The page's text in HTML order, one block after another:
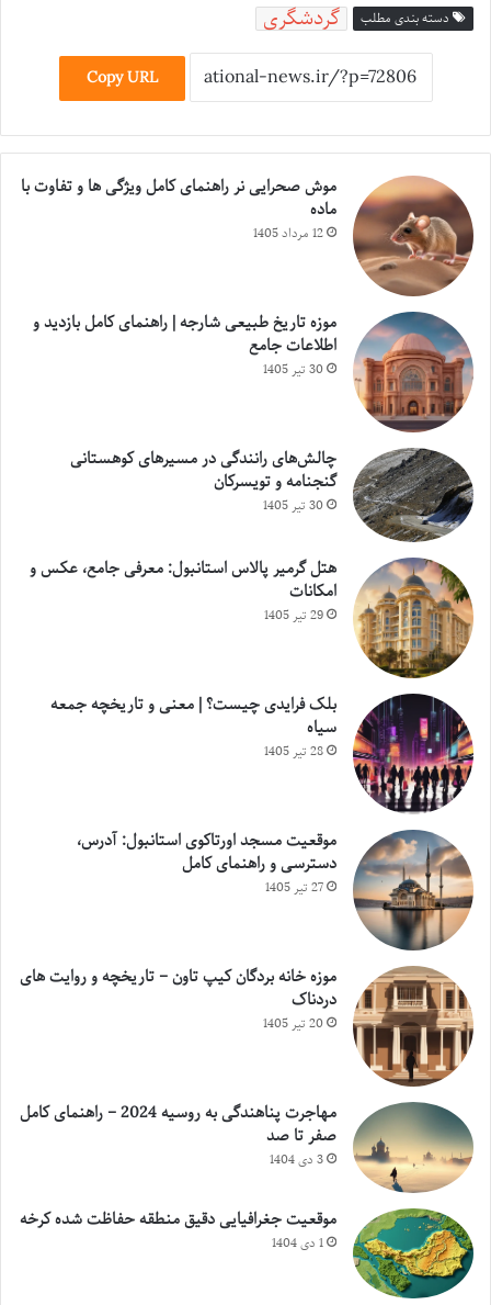
دسته بندی مطلب گردشگری
Copy URL
موش صحرایی نر راهنمای کامل ویژگی ها و تفاوت با
ماده
12 مرداد 1405
موزه تاریخ طبیعی شارجه | راهنمای کامل بازدید و
اطلاعات جامع
30 تیر 1405
چالش‌های رانندگی در مسیرهای کوهستانی
گنجنامه و تویسرکان
30 تیر 1405
هتل گرمیر پالاس استانبول: معرفی جامع، عکس و
امکانات
29 تیر 1405
بلک فرایدی چیست؟ | معنی و تاریخچه جمعه
سیاه
28 تیر 1405
موقعیت مسجد اورتاکوی استانبول: آدرس،
دسترسی و راهنمای کامل
27 تیر 1405
موزه خانه بردگان کیپ تاون – تاریخچه و روایت های
دردناک
20 تیر 1405
مهاجرت پناهندگی به روسیه 2024 – راهنمای کامل
صفر تا صد
3 دی 1404
موقعیت جغرافیایی دقیق منطقه حفاظت شده کرخه
1 دی 1404